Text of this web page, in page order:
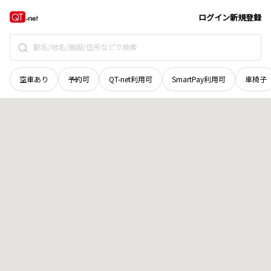
ログイン新規登録
空車あり 予約可 QT-net利用可 SmartPay利用可 車椅子
広島県